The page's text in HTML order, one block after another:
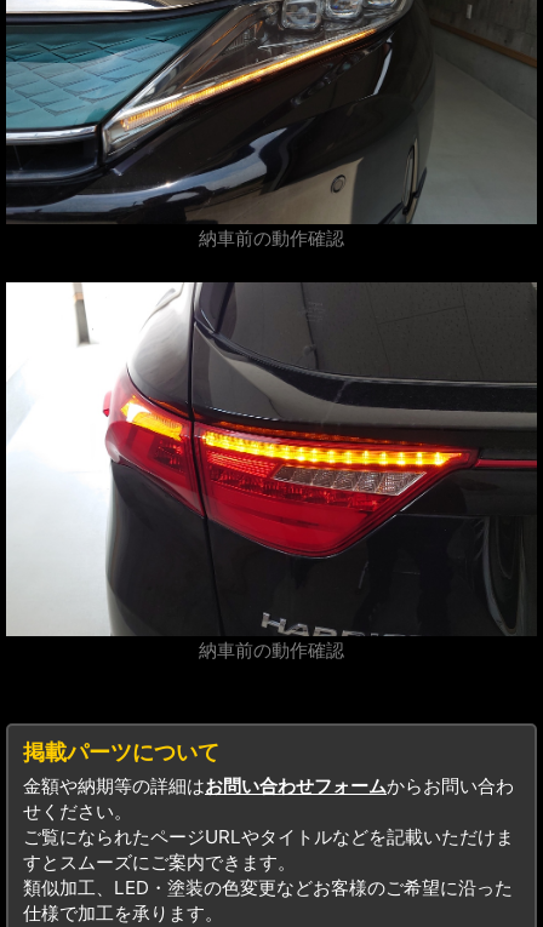
納車前の動作確認
納車前の動作確認
掲載パーツについて
金額や納期等の詳細はお問い合わせフォームからお問い合わ
せください。
ご覧になられたページURLやタイトルなどを記載いただけま
すとスムーズにご案内できます。
類似加工、LED・塗装の色変更などお客様のご希望に沿った
仕様で加工を承ります。